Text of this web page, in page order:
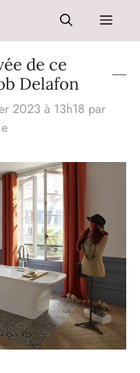
Menu
de ce
Delafon
2023 à 13h18 par